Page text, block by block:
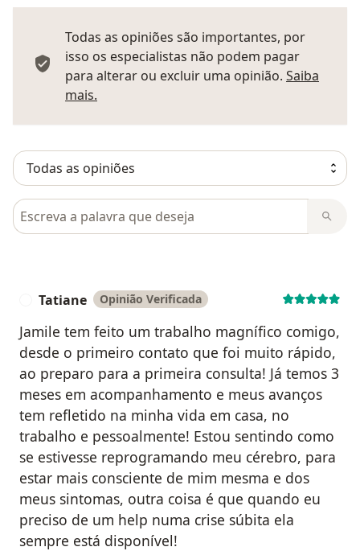
Todas as opiniões são importantes, por
isso os especialistas não podem pagar
para alterar ou excluir uma opinião. Saiba
mais.
Pesquisar em opiniões
Tatiane Opinião Verificada
Jamile tem feito um trabalho magnífico comigo,
desde o primeiro contato que foi muito rápido,
ao preparo para a primeira consulta! Já temos 3
meses em acompanhamento e meus avanços
tem refletido na minha vida em casa, no
trabalho e pessoalmente! Estou sentindo como
se estivesse reprogramando meu cérebro, para
estar mais consciente de mim mesma e dos
meus sintomas, outra coisa é que quando eu
preciso de um help numa crise súbita ela
sempre está disponível!